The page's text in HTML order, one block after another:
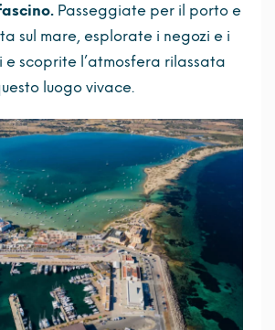
Passeggiate per il porto e
sul mare, esplorate i negozi e i
scoprite l’atmosfera rilassata
luogo vivace.